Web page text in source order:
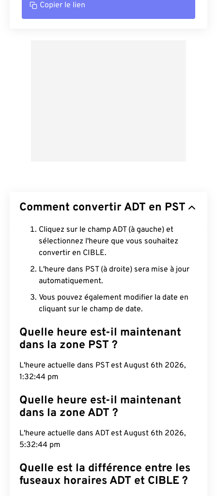
Copier le lien
Comment convertir ADT en PST
Cliquez sur le champ ADT (à gauche) et
sélectionnez l'heure que vous souhaitez
convertir en CIBLE.
L'heure dans PST (à droite) sera mise à jour
automatiquement.
Vous pouvez également modifier la date en
cliquant sur le champ de date.
Quelle heure est-il maintenant
dans la zone PST ?
L'heure actuelle dans PST est August 6th 2026,
1:32:45 pm
Quelle heure est-il maintenant
dans la zone ADT ?
L'heure actuelle dans ADT est August 6th 2026,
5:32:45 pm
Quelle est la différence entre les
fuseaux horaires ADT et CIBLE ?